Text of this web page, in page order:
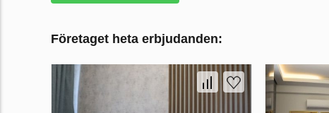
Företaget heta erbjudanden: